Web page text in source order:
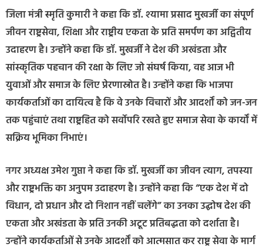
जिला मंत्री स्मृति कुमारी ने कहा कि डॉ. श्यामा प्रसाद मुखर्जी का संपूर्ण
जीवन राष्ट्रसेवा, शिक्षा और राष्ट्रीय एकता के प्रति समर्पण का अद्वितीय
उदाहरण है। उन्होंने कहा कि डॉ. मुखर्जी ने देश की अखंडता और
सांस्कृतिक पहचान की रक्षा के लिए जो संघर्ष किया, वह आज भी
युवाओं और समाज के लिए प्रेरणास्रोत है। उन्होंने कहा कि भाजपा
कार्यकर्ताओं का दायित्व है कि वे उनके विचारों और आदर्शों को जन-जन
तक पहुंचाएं तथा राष्ट्रहित को सर्वोपरि रखते हुए समाज सेवा के कार्यों में
सक्रिय भूमिका निभाएं।
नगर अध्यक्ष उमेश गुप्ता ने कहा कि डॉ. मुखर्जी का जीवन त्याग, तपस्या
और राष्ट्रभक्ति का अनुपम उदाहरण है। उन्होंने कहा कि “एक देश में दो
विधान, दो प्रधान और दो निशान नहीं चलेंगे” का उनका उद्घोष देश की
एकता और अखंडता के प्रति उनकी अटूट प्रतिबद्धता को दर्शाता है।
उन्होंने कार्यकर्ताओं से उनके आदर्शों को आत्मसात कर राष्ट्र सेवा के मार्ग